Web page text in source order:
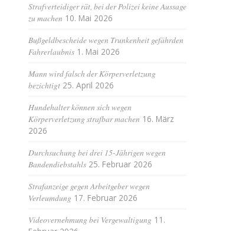
Strafverteidiger rät, bei der Polizei keine Aussage
zu machen 10. Mai 2026
Bußgeldbescheide wegen Trunkenheit gefährden
Fahrerlaubnis 1. Mai 2026
Mann wird falsch der Körperverletzung
bezichtigt 25. April 2026
Hundehalter können sich wegen
Körperverletzung strafbar machen 16. März
2026
Durchsuchung bei drei 15-Jährigen wegen
Bandendiebstahls 25. Februar 2026
Strafanzeige gegen Arbeitgeber wegen
Verleumdung 17. Februar 2026
Videovernehmung bei Vergewaltigung 11.